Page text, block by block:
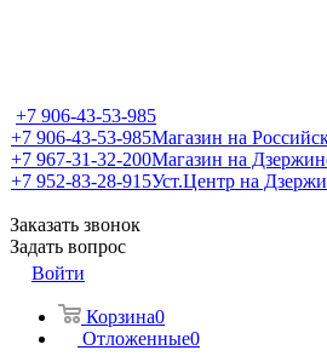
+7 906-43-53-985
+7 906-43-53-985Магазин на
+7 967-31-32-200Магазин на
+7 952-83-28-915Уст.Центр на
Заказать звонок
Задать вопрос
Войти
Корзина0
Отложенные0